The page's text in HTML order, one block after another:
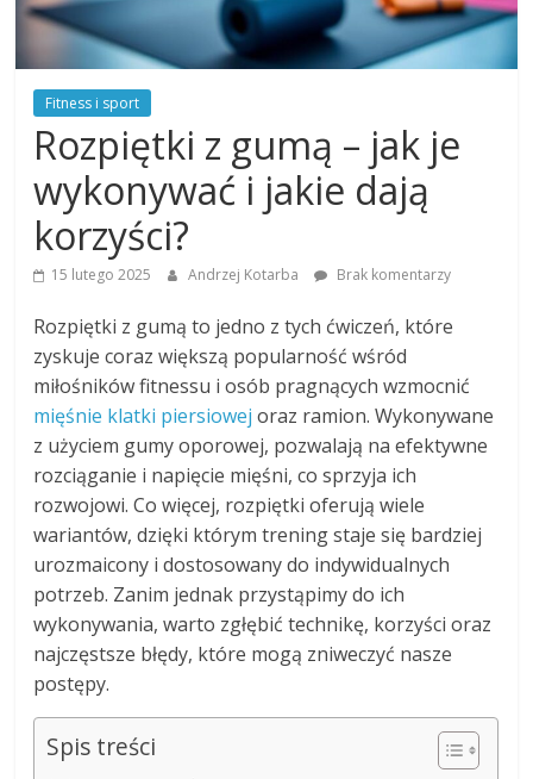
Fitness i sport
Rozpiętki z gumą – jak je
wykonywać i jakie dają
korzyści?
15 lutego 2025 Andrzej Kotarba Brak komentarzy
Rozpiętki z gumą to jedno z tych ćwiczeń, które
zyskuje coraz większą popularność wśród
miłośników fitnessu i osób pragnących wzmocnić
mięśnie klatki piersiowej oraz ramion. Wykonywane
z użyciem gumy oporowej, pozwalają na efektywne
rozciąganie i napięcie mięśni, co sprzyja ich
rozwojowi. Co więcej, rozpiętki oferują wiele
wariantów, dzięki którym trening staje się bardziej
urozmaicony i dostosowany do indywidualnych
potrzeb. Zanim jednak przystąpimy do ich
wykonywania, warto zgłębić technikę, korzyści oraz
najczęstsze błędy, które mogą zniweczyć nasze
postępy.
Spis treści